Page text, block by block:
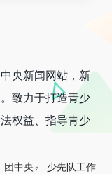
央新闻网站，新
致力于打造青少
权益、指导青少
团中央
少先队工作